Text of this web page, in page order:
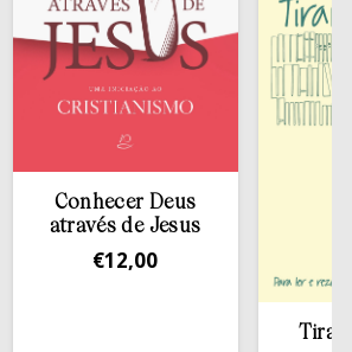
Conhecer Deus
através de Jesus
12,00
Tirar a